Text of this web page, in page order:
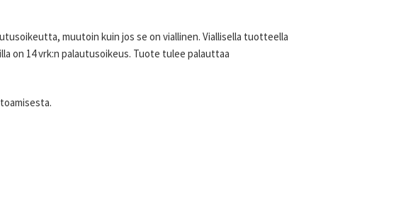
muutoin kuin jos se on viallinen. Viallisella tuotteella
on 14 vrk:n palautusoikeus. Tuote tulee palauttaa